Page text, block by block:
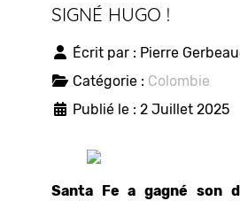
SIGNÉ HUGO !
Écrit par : Pierre
Catégorie : Colombie
Publié le : 2 Juillet 2025
Santa Fe a gagné son